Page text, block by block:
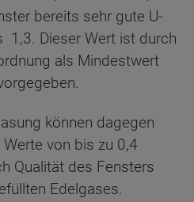
bereits sehr gute U-
1,3. Dieser Wert ist durch
als Mindestwert
können dagegen
von bis zu 0,4
Qualität des Fensters
Edelgases.